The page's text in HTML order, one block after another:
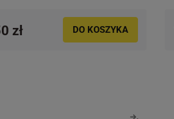
zł DO KOSZYKA